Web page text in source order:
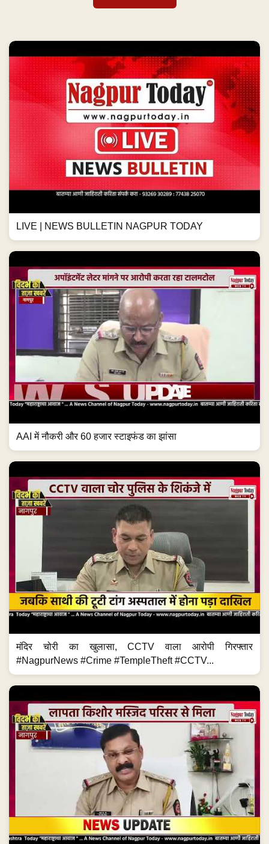
LIVE | NEWS BULLETIN NAGPUR TODAY
AAI में नौकरी और 60 हजार स्टाइफंड का झांसा
मंदिर चोरी का खुलासा, CCTV वाला आरोपी गिरफ्तार
#NagpurNews #Crime #TempleTheft #CCTV...